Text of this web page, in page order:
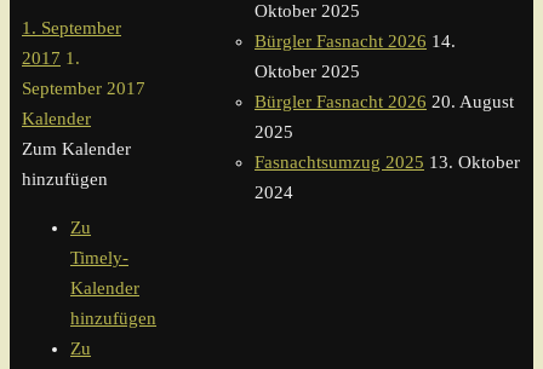
1. September
2017 1.
September 2017
Kalender
Zum Kalender
hinzufügen
Zu
Timely-
Kalender
hinzufügen
Zu
Oktober 2025
Bürgler Fasnacht 2026 14.
Oktober 2025
Bürgler Fasnacht 2026 20. August
2025
Fasnachtsumzug 2025 13. Oktober
2024